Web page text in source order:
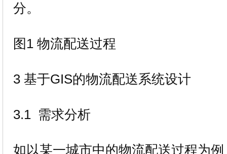
分。
图1 物流配送过程
3 基于GIS的物流配送系统设计
3.1 需求分析
如以某一城市中的物流配送过程为